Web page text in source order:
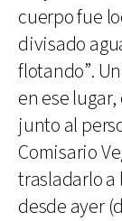
cuerpo fue
divisado
flotando”.
en ese
junto al
Comisario
trasladarlo
desde ayer